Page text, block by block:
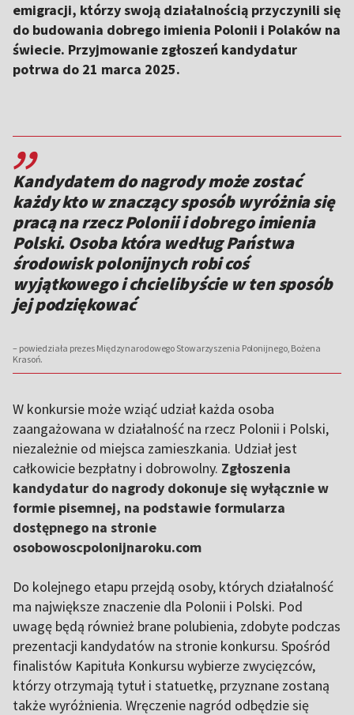
emigracji, którzy swoją działalnością przyczynili się
do budowania dobrego imienia Polonii i Polaków na
świecie. Przyjmowanie zgłoszeń kandydatur
potrwa do 21 marca 2025.
,,
Kandydatem do nagrody może zostać
każdy kto w znaczący sposób wyróżnia się
pracą na rzecz Polonii i dobrego imienia
Polski. Osoba która według Państwa
środowisk polonijnych robi coś
wyjątkowego i chcielibyście w ten sposób
jej podziękować
– powiedziała prezes Międzynarodowego Stowarzyszenia Polonijnego, Bożena
Krasoń.
W konkursie może wziąć udział każda osoba
zaangażowana w działalność na rzecz Polonii i Polski,
niezależnie od miejsca zamieszkania. Udział jest
całkowicie bezpłatny i dobrowolny. Zgłoszenia
kandydatur do nagrody dokonuje się wyłącznie w
formie pisemnej, na podstawie formularza
dostępnego na stronie
osobowoscpolonijnaroku.com
Do kolejnego etapu przejdą osoby, których działalność
ma największe znaczenie dla Polonii i Polski. Pod
uwagę będą również brane polubienia, zdobyte podczas
prezentacji kandydatów na stronie konkursu. Spośród
finalistów Kapituła Konkursu wybierze zwycięzców,
którzy otrzymają tytuł i statuetkę, przyznane zostaną
także wyróżnienia. Wręczenie nagród odbędzie się